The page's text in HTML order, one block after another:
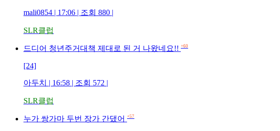
mali0854 | 17:06 | 조회 880 |
SLR클럽
드디어 청년주거대책 제대로 된 거 나왔네요!! +60
[24]
아두치 | 16:58 | 조회 572 |
SLR클럽
누가 쌍가마 두번 장가 간댔어 +57